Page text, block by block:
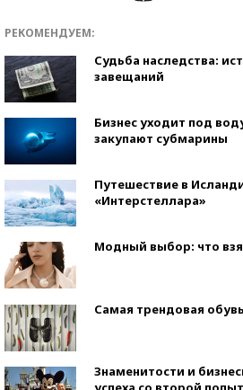
РЕКОМЕНДУЕМ:
Судьба наследства:
завещаний
Бизнес уходит под
закупают субмарины
Путешествие в
«Интерстеллара»
Модный выбор: что
Самая трендовая
Знаменитости и